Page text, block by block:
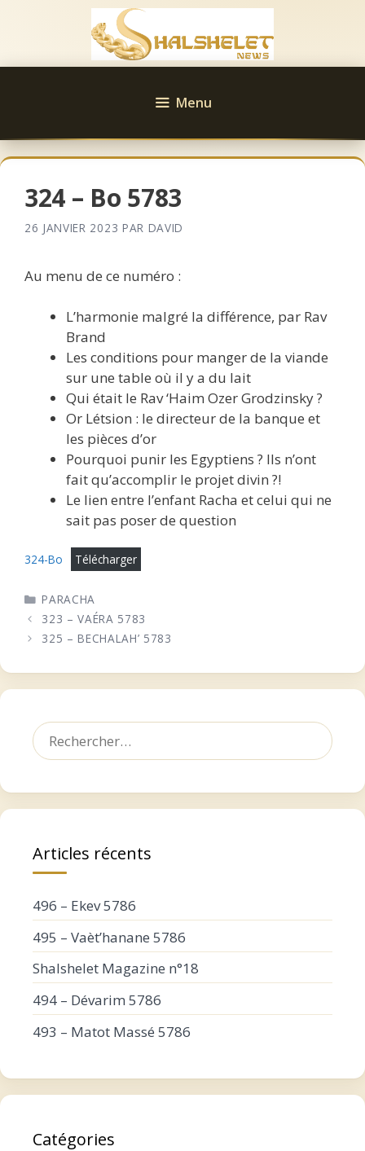
Menu
324 – Bo 5783
26 JANVIER 2023 PAR DAVID
Au menu de ce numéro :
L’harmonie malgré la différence, par Rav
Brand
Les conditions pour manger de la viande
sur une table où il y a du lait
Qui était le Rav ‘Haim Ozer Grodzinsky ?
Or Létsion : le directeur de la banque et
les pièces d’or
Pourquoi punir les Egyptiens ? Ils n’ont
fait qu’accomplir le projet divin ?!
Le lien entre l’enfant Racha et celui qui ne
sait pas poser de question
324-Bo Télécharger
CATÉGORIES
PARACHA
323 – VAÉRA 5783
325 – BECHALAH’ 5783
Rechercher :
Articles récents
496 – Ekev 5786
495 – Vaèt’hanane 5786
Shalshelet Magazine n°18
494 – Dévarim 5786
493 – Matot Massé 5786
Catégories